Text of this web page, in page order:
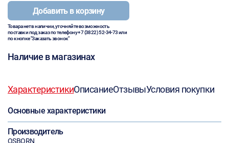
Добавить в корзину
Товара нет в наличии, уточняйте возможность
поставки под заказ по телефону+7 (3822) 52-34-73или
по кнопке "Заказать звонок"
Наличие в магазинах
ХарактеристикиОписаниеОтзывыУсловия покупки
Основные характеристики
Производитель
OSBORN